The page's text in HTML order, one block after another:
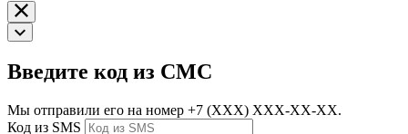
Введите код из СМС
Мы отправили его на номер +7 (ХХХ) ХХХ-ХХ-ХХ.
Код из SMS